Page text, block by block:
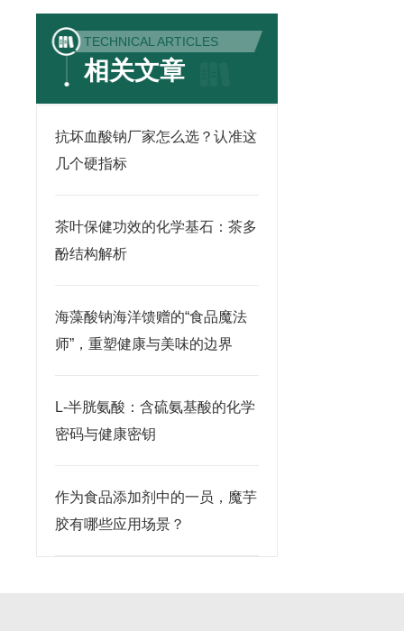
TECHNICAL ARTICLES
相关文章
抗坏血酸钠厂家怎么选？认准这
几个硬指标
茶叶保健功效的化学基石：茶多
酚结构解析
海藻酸钠海洋馈赠的“食品魔法
师”，重塑健康与美味的边界
L-半胱氨酸：含硫氨基酸的化学
密码与健康密钥
作为食品添加剂中的一员，魔芋
胶有哪些应用场景？